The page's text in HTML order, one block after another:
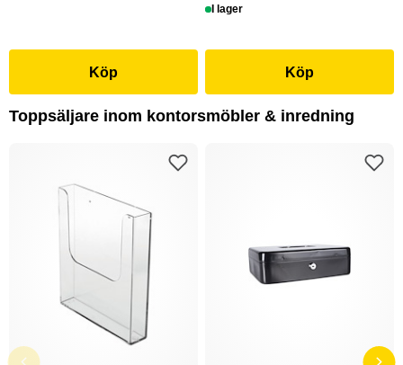
Köp
I lager
Köp
Toppsäljare inom kontorsmöbler & inredning